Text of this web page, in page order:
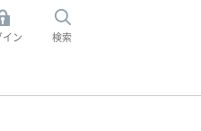
イン 検索